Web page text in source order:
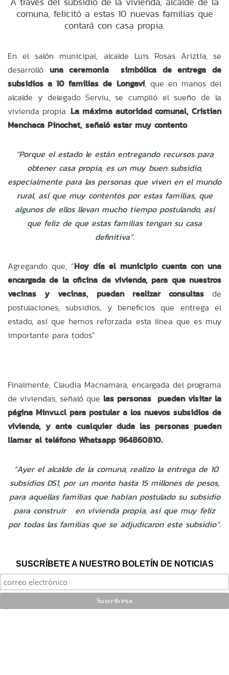
comuna, felicitó a estas 10 nuevas familias que
contará con casa propia.
En el salón municipal, alcalde Luis Rosas Ariztía, se
desarrolló una ceremonia simbólica de entrega de
subsidios a 10 familias de Longaví, que en manos del
alcalde y delegado Serviu, se cumplió el sueño de la
vivienda propia. La máxima autoridad comunal, Cristian
Menchaca Pinochet, señaló estar muy contento
“Porque el estado le están entregando recursos para
obtener casa propia, es un muy buen subsidio,
especialmente para las personas que viven en el mundo
rural, así que muy contentos por estas familias, que
algunos de ellos llevan mucho tiempo postulando, así
que feliz de que estas familias tengan su casa
definitiva”.
Agregando que, “Hoy día el municipio cuenta con una
encargada de la oficina de vivienda, para que nuestros
vecinas y vecinas, puedan realizar consultas de
postulaciones, subsidios, y beneficios que entrega el
estado, así que hemos reforzada esta línea que es muy
importante para todos”
Finalmente, Claudia Macnamara, encargada del programa
de viviendas, señaló que las personas pueden visitar la
página Minvu.cl para postular a los nuevos subsidios de
vivienda, y ante cualquier duda las personas pueden
llamar al teléfono Whatsapp 964860810.
“Ayer el alcalde de la comuna, realizo la entrega de 10
subsidios DS1, por un monto hasta 15 millones de pesos,
para aquellas familias que habían postulado su subsidio
para construir en vivienda propia, así que muy feliz
por todas las familias que se adjudicaron este subsidio”.
SUSCRÍBETE A NUESTRO BOLETÍN DE NOTICIAS